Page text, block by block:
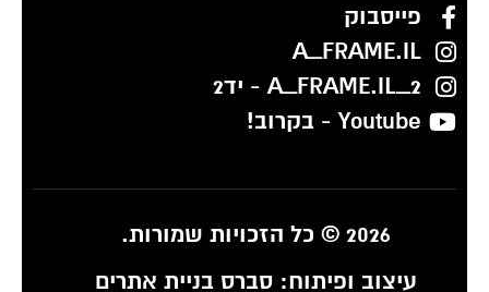
פייסבוק
A_FRAME.IL
A_FRAME.IL_2 - יד2
Youtube - בקרוב!
2026 © כל הזכויות שמורות.
עיצוב ופיתוח:סברס בניית אתרים